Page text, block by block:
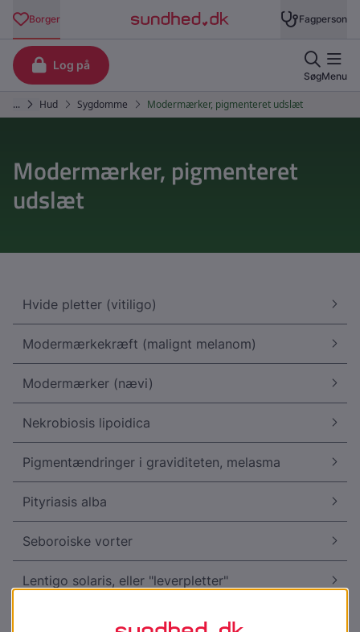
Modermærker, pigmenteret
udslæt
Hvide pletter (vitiligo)
Modermærkekræft (malignt melanom)
Modermærker (nævi)
Nekrobiosis lipoidica
Pigmentændringer i graviditeten, melasma
Pityriasis alba
Seboroiske vorter
Lentigo solaris, eller "leverpletter"